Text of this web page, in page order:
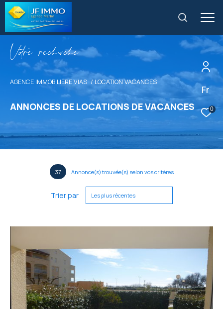
Fr
0
Vore recece
AGENCE IMMOBILIÈRE VIAS LOCATION VACANCES
ANNONCES DE LOCATIONS DE VACANCES
37 Annonce(s) trouvée(s) selon vos critères
Trier par Les plus récentes